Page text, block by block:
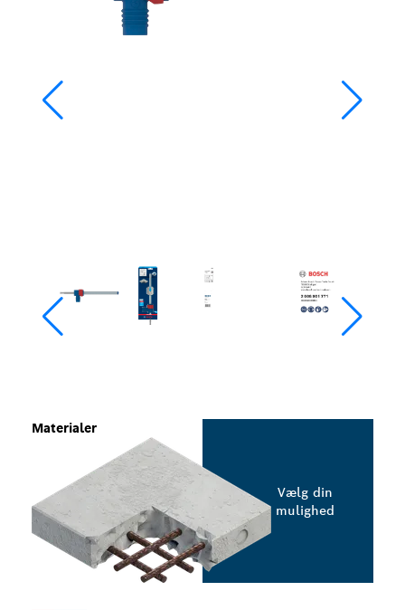
Materialer
Vælg din
mulighed